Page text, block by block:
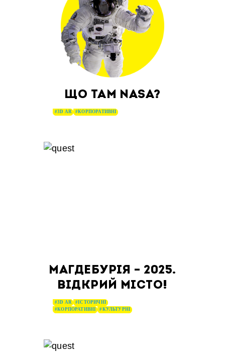
ЩО ТАМ NASA?
#3D AR #КОРПОРАТИВНІ
МАГДЕБУРІЯ – 2025.
ВІДКРИЙ МІСТО!
#3D AR
#ІСТОРИЧНІ
#КОРПОРАТИВНІ
#КУЛЬТУРНІ